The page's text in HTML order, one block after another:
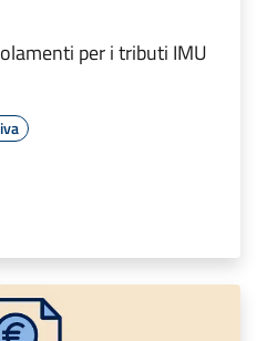
per i tributi IMU